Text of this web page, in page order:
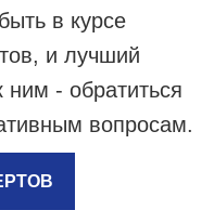
в курсе
и лучший
ним - обратиться
вопросам.